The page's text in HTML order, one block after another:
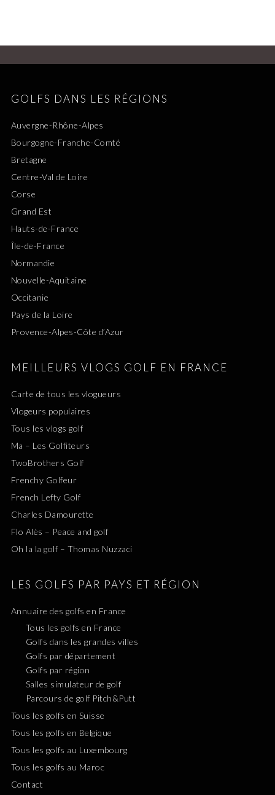
GOLFS DANS LES RÉGIONS
Auvergne-Rhône-Alpes
Bourgogne-Franche-Comté
Bretagne
Centre-Val de Loire
Corse
Grand Est
Hauts-de-France
Île-de-France
Normandie
Nouvelle-Aquitaine
Occitanie
Pays de la Loire
Provence-Alpes-Côte d’Azur
MEILLEURS VLOGS GOLF EN FRANCE
Carte de tous les vlogueurs
Vlogeurs populaires
Tous les vlogs golf
Ma – Les Golfiteurs
TwoBrothers Golf
Frenchy Golfeur
French Lefty Golf
Charles Damourette
Flo Alès – Peace and golf
Oh la la golf – Thomas Nuzzaci
LES GOLFS PAR PAYS ET RÉGION
Annuaire des golfs en France
Tous les golfs en France
Golfs dans les grandes villes
Golfs par département
Golfs par région
Salles simulateur de golf
Parcours de golf Pitch&Putt
Tous les golfs en Suisse
Tous les golfs en Belgique
Tous les golfs au Luxembourg
Tous les golfs au Maroc
Contact